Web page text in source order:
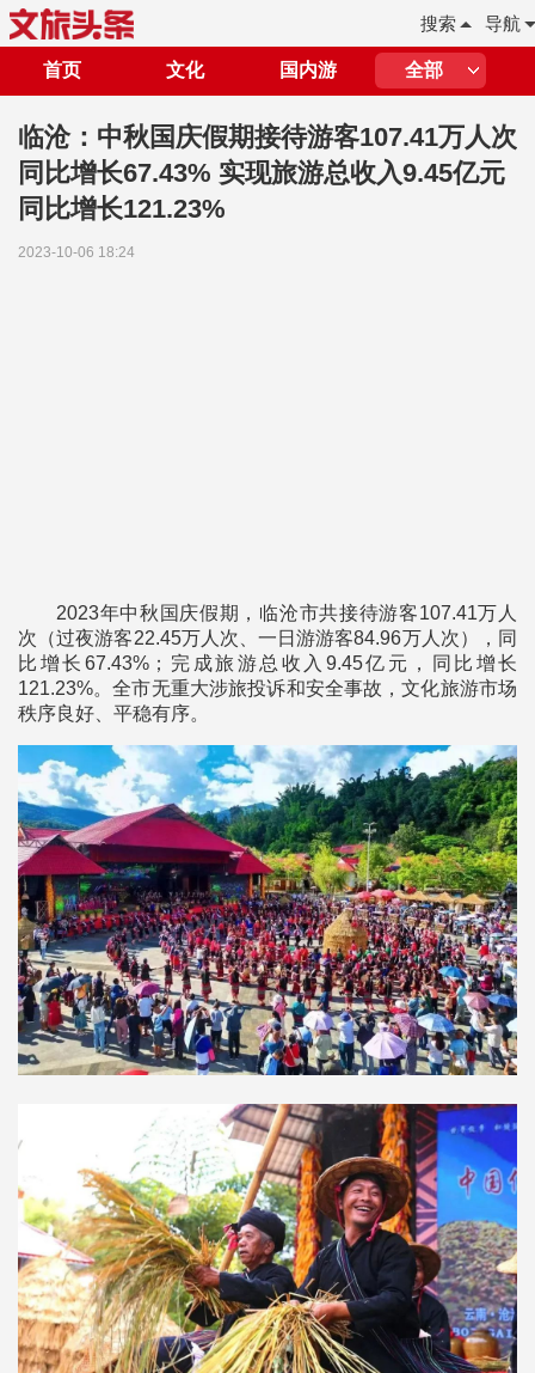
导航
搜索
首页 文化 国内游 全部
临沧：中秋国庆假期接待游客107.41万人次
同比增长67.43% 实现旅游总收入9.45亿元
同比增长121.23%
2023-10-06 18:24
2023年中秋国庆假期，临沧市共接待游客107.41万人
次（过夜游客22.45万人次、一日游游客84.96万人次），同
比增长67.43%；完成旅游总收入9.45亿元，同比增长
121.23%。全市无重大涉旅投诉和安全事故，文化旅游市场
秩序良好、平稳有序。